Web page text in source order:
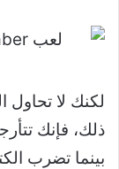
لكنك لا تحاول
ذلك، فإنك
بينما تضرب